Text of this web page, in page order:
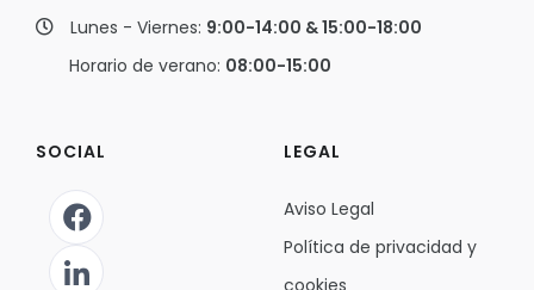
Lunes - Viernes: 9:00-14:00 & 15:00-18:00
Horario de verano: 08:00-15:00
SOCIAL LEGAL
Aviso Legal
Política de privacidad y